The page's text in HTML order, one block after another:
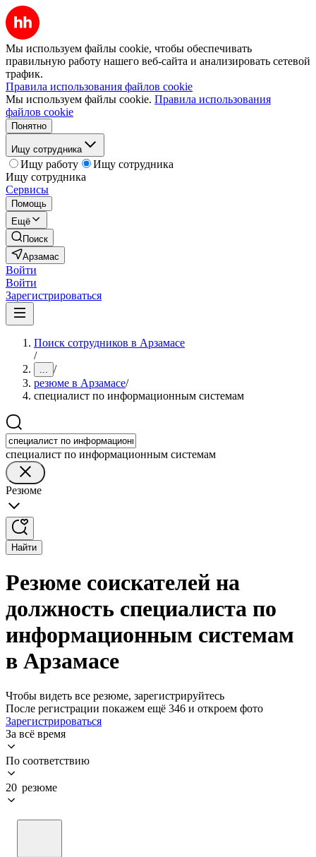
Мы используем файлы cookie, чтобы обеспечивать
правильную работу нашего веб-сайта и анализировать сетевой
трафик.
Правила использования файлов cookie
Мы используем файлы cookie. Правила использования
файлов cookie
Понятно
Ищу сотрудника
Ищу работу
Ищу сотрудника
Ищу сотрудника
Сервисы
Помощь
Ещё
Поиск
Арзамас
Войти
Войти
Зарегистрироваться
Поиск сотрудников в Арзамасе
/
... /
резюме в Арзамасе/
специалист по информационным системам
специалист по информационным системам
Резюме
Найти
Резюме соискателей на
должность специалиста по
информационным системам
в Арзамасе
Чтобы видеть все резюме, зарегистрируйтесь
После регистрации покажем ещё 346 и откроем фото
Зарегистрироваться
За всё время
По соответствию
20 резюме